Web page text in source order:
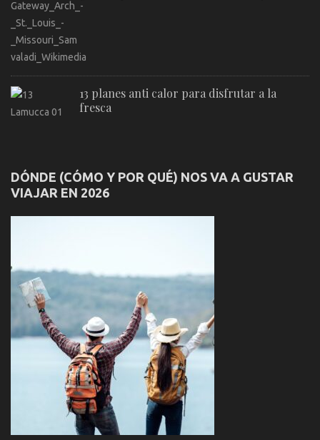
13 planes anti calor para disfrutar a la
fresca
DÓNDE (CÓMO Y POR QUÉ) NOS VA A GUSTAR
VIAJAR EN 2026